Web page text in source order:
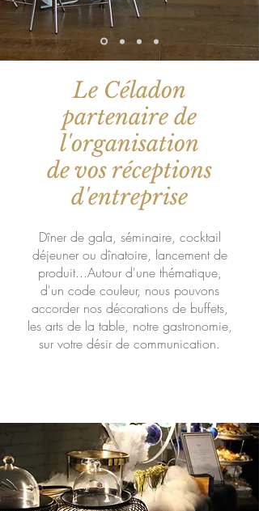
Le Céladon
partenaire de
l'organisation
de vos réceptions
d'entreprise
Dîner de gala, séminaire, cocktail
déjeuner ou dînatoire, lancement de
produit...Autour d'une thématique,
d'un code couleur, nous pouvons
accorder nos décorations de buffets,
les arts de la table, notre gastronomie,
sur votre désir de communication.